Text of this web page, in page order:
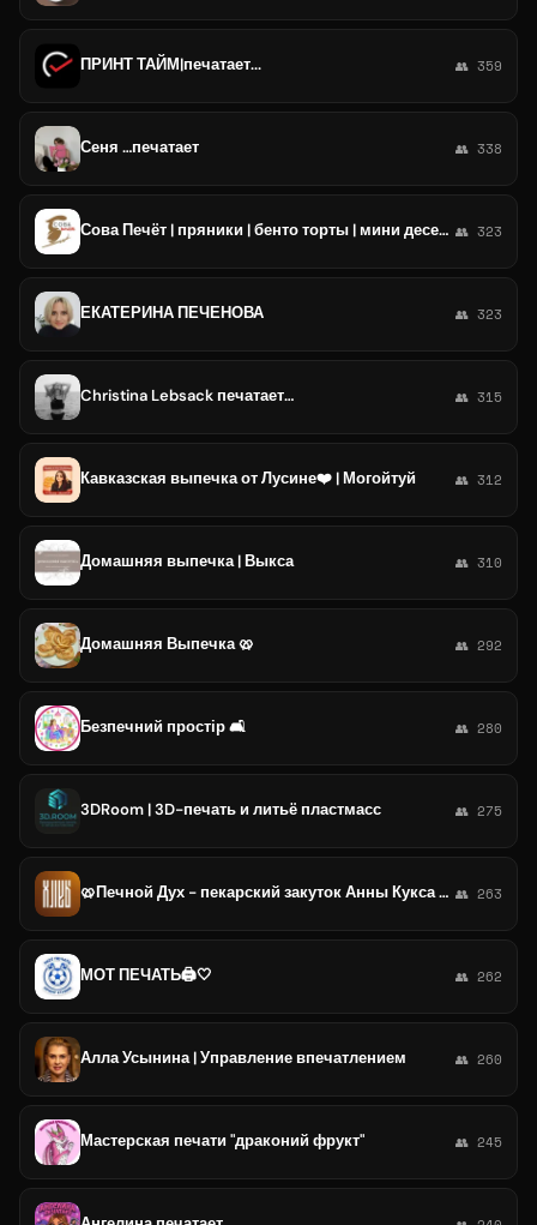
ПРИНТ ТАЙМ|печатает... 👥 359
Сеня …печатает 👥 338
Сова Печёт | пряники | бенто торты | мини десерты | торты Ульяновск 👥 323
ЕКАТЕРИНА ПЕЧЕНОВА 👥 323
Christina Lebsack печатает… 👥 315
Кавказская выпечка от Лусине❤️ | Могойтуй 👥 312
Домашняя выпечка | Выкса 👥 310
Домашняя Выпечка 🥨 👥 292
Безпечний простір 🛋️ 👥 280
3DRoom | 3D-печать и литьё пластмасс 👥 275
🥨Печной Дух - пекарский закуток Анны Кукса — OfenGeist 👥 263
МОТ ПЕЧАТЬ🖨🤍 👥 262
Алла Усынина | Управление впечатлением 👥 260
Мастерская печати "драконий фрукт" 👥 245